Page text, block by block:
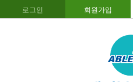
로그인 회원가입